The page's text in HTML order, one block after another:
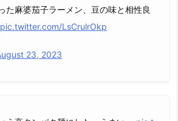
た麻婆茄子ラーメン、豆の味と相性良
pic.twitter.com/LsCrulrOkp
23, 2023